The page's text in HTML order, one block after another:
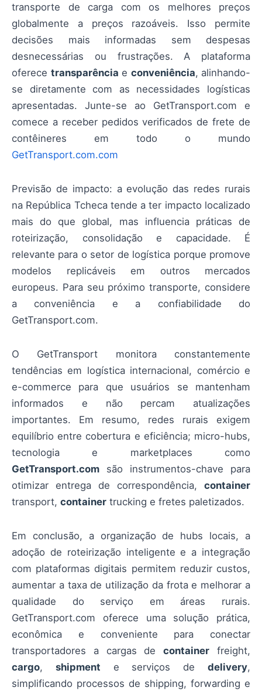
transporte de carga com os melhores preços
globalmente a preços razoáveis. Isso permite
decisões mais informadas sem despesas
desnecessárias ou frustrações. A plataforma
oferece transparência e conveniência, alinhando-
se diretamente com as necessidades logísticas
apresentadas. Junte-se ao GetTransport.com e
comece a receber pedidos verificados de frete de
contêineres em todo o mundo
GetTransport.com.com
Previsão de impacto: a evolução das redes rurais
na República Tcheca tende a ter impacto localizado
mais do que global, mas influencia práticas de
roteirização, consolidação e capacidade. É
relevante para o setor de logística porque promove
modelos replicáveis em outros mercados
europeus. Para seu próximo transporte, considere
a conveniência e a confiabilidade do
GetTransport.com.
O GetTransport monitora constantemente
tendências em logística internacional, comércio e
e-commerce para que usuários se mantenham
informados e não percam atualizações
importantes. Em resumo, redes rurais exigem
equilíbrio entre cobertura e eficiência; micro-hubs,
tecnologia e marketplaces como
GetTransport.com são instrumentos-chave para
otimizar entrega de correspondência, container
transport, container trucking e fretes paletizados.
Em conclusão, a organização de hubs locais, a
adoção de roteirização inteligente e a integração
com plataformas digitais permitem reduzir custos,
aumentar a taxa de utilização da frota e melhorar a
qualidade do serviço em áreas rurais.
GetTransport.com oferece uma solução prática,
econômica e conveniente para conectar
transportadores a cargas decontainer freight,
cargo, shipment e serviços dedelivery,
simplificando processos de shipping, forwarding e